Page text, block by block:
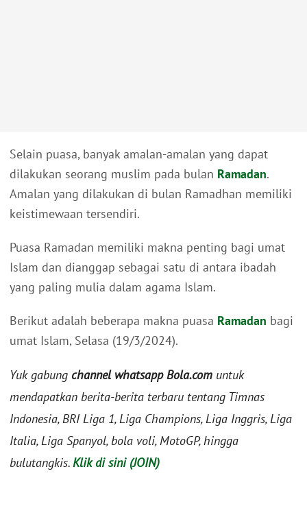
Selain puasa, banyak amalan-amalan yang dapat
dilakukan seorang muslim pada bulan Ramadan.
Amalan yang dilakukan di bulan Ramadhan memiliki
keistimewaan tersendiri.
Puasa Ramadan memiliki makna penting bagi umat
Islam dan dianggap sebagai satu di antara ibadah
yang paling mulia dalam agama Islam.
Berikut adalah beberapa makna puasa Ramadan bagi
umat Islam, Selasa (19/3/2024).
Yuk gabung channel whatsapp Bola.com untuk
mendapatkan berita-berita terbaru tentang Timnas
Indonesia, BRI Liga 1, Liga Champions, Liga Inggris, Liga
Italia, Liga Spanyol, bola voli, MotoGP, hingga
bulutangkis.Klik di sini (JOIN)